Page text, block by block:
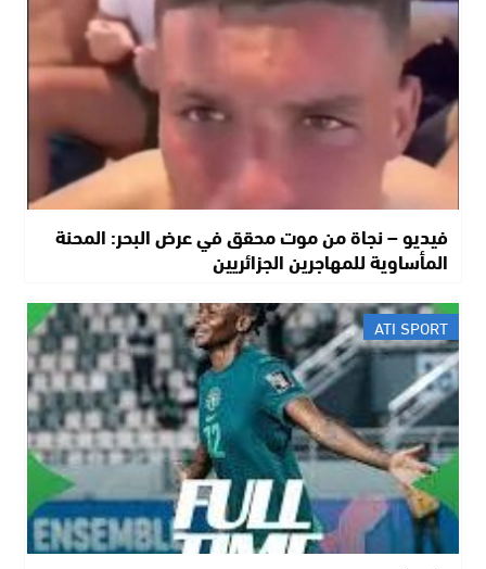
فيديو – نجاة من موت محقق في عرض البحر: المحنة
المأساوية للمهاجرين الجزائريين
ATI SPORT